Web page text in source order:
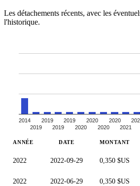
Les détachements récents, avec les
l'historique.
2014
2019
2019
2019
2019
2020
2020
2020
2020
2021
ANNÉE DATE MONTANT
2022 2022-09-29 0,350 $US
2022 2022-06-29 0,350 $US